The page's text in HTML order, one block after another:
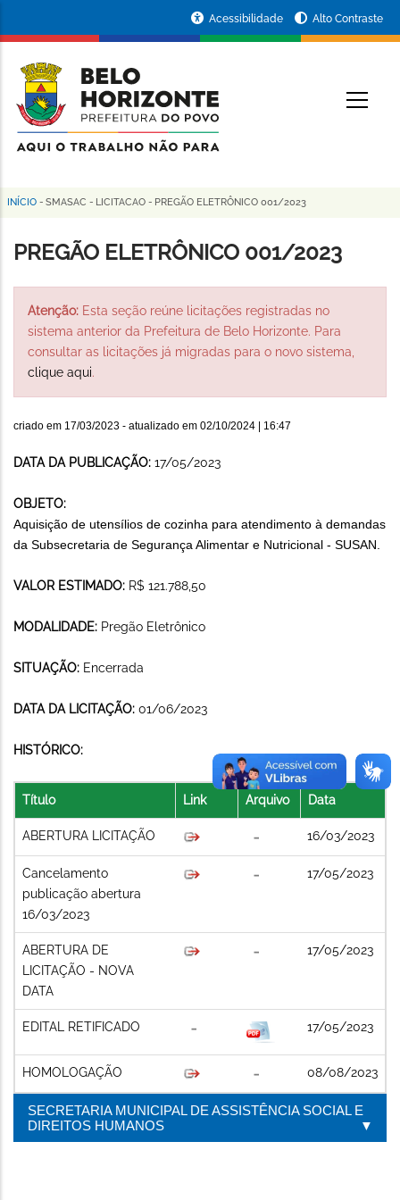
conteúdo
principal
da
Prefeitura
de
Horizonte
Acessibilidade Alto Contraste
Trilha
de
INÍCIO - SMASAC - LICITACAO - PREGÃO ELETRÔNICO 001/2023
PREGÃO ELETRÔNICO 001/2023
Atenção: Esta seção reúne licitações registradas no
sistema anterior da Prefeitura de Belo Horizonte. Para
consultar as licitações já migradas para o novo sistema,
clique aqui.
criado em 17/03/2023 - atualizado em 02/10/2024 | 16:47
DATA DA PUBLICAÇÃO: 17/05/2023
OBJETO:
Aquisição de utensílios de cozinha para atendimento à demandas
da Subsecretaria de Segurança Alimentar e Nutricional - SUSAN.
VALOR ESTIMADO: R$ 121.788,50
MODALIDADE: Pregão Eletrônico
SITUAÇÃO: Encerrada
DATA DA LICITAÇÃO: 01/06/2023
HISTÓRICO:
Título Link Arquivo Data
ABERTURA LICITAÇÃO 16/03/2023
Cancelamento
publicação abertura
16/03/2023
17/05/2023
ABERTURA DE
LICITAÇÃO - NOVA
DATA
17/05/2023
EDITAL RETIFICADO 17/05/2023
HOMOLOGAÇÃO 08/08/2023
SECRETARIA MUNICIPAL DE ASSISTÊNCIA SOCIAL E
DIREITOS HUMANOS